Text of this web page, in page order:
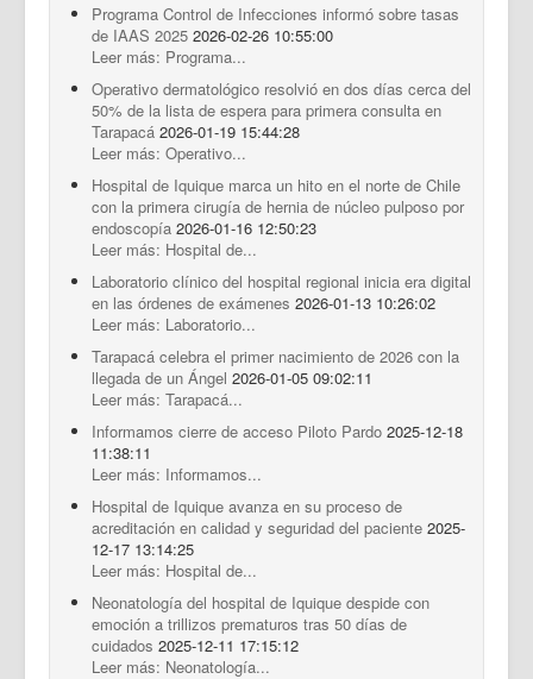
Programa Control de Infecciones informó sobre tasas
de IAAS 2025 2026-02-26 10:55:00
Leer más: Programa...
Operativo dermatológico resolvió en dos días cerca del
50% de la lista de espera para primera consulta en
Tarapacá 2026-01-19 15:44:28
Leer más: Operativo...
Hospital de Iquique marca un hito en el norte de Chile
con la primera cirugía de hernia de núcleo pulposo por
endoscopía 2026-01-16 12:50:23
Leer más: Hospital de...
Laboratorio clínico del hospital regional inicia era digital
en las órdenes de exámenes 2026-01-13 10:26:02
Leer más: Laboratorio...
Tarapacá celebra el primer nacimiento de 2026 con la
llegada de un Ángel 2026-01-05 09:02:11
Leer más: Tarapacá...
Informamos cierre de acceso Piloto Pardo 2025-12-18
11:38:11
Leer más: Informamos...
Hospital de Iquique avanza en su proceso de
acreditación en calidad y seguridad del paciente 2025-
12-17 13:14:25
Leer más: Hospital de...
Neonatología del hospital de Iquique despide con
emoción a trillizos prematuros tras 50 días de
cuidados 2025-12-11 17:15:12
Leer más: Neonatología...